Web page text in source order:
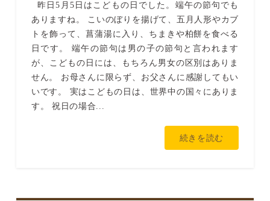
昨日5月5日はこどもの日でした。端午の節句でも
ありますね。 こいのぼりを揚げて、五月人形やカブ
トを飾って、菖蒲湯に入り、ちまきや柏餅を食べる
日です。 端午の節句は男の子の節句と言われます
が、こどもの日には、もちろん男女の区別はありま
せん。 お母さんに限らず、お父さんに感謝してもい
いです。 実はこどもの日は、世界中の国々にありま
す。 祝日の場合...
続きを読む